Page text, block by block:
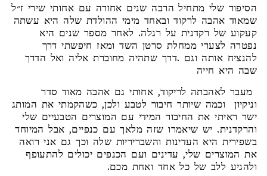
שלי מתחיל הרבה שנים אחורה עם אחותי שירי ז״ל
אהבה לרקוד ובאחד מימי ההולדת שלה היא עשתה
של רקדנית על רגלה. לאחר מספר שנים היא
לצערי ממחלת סרטן השד ומאז חיפשתי דרך
אותה וגם .דרך שתהיה מחוברת אליה ואל הדרך
היא חייה
לאהבתה לריקוד, אחותי גם אהבה מאוד סדר
וכמה שיותר חיבור לטבע ולכן, כשהקמתי את המותג
ראיתי את החיבור המידי עם המוצרים הטבעיים שלי
יש שיאמרו שזה מלאך עם כנפיים, אבל המיוחד
היא העדינות והשבריריות שלה וכך גם אני רואה
שלי, עדינים ועם הכנפים יכולים להתעופף
ללב של כל אחד ואחת מכם.